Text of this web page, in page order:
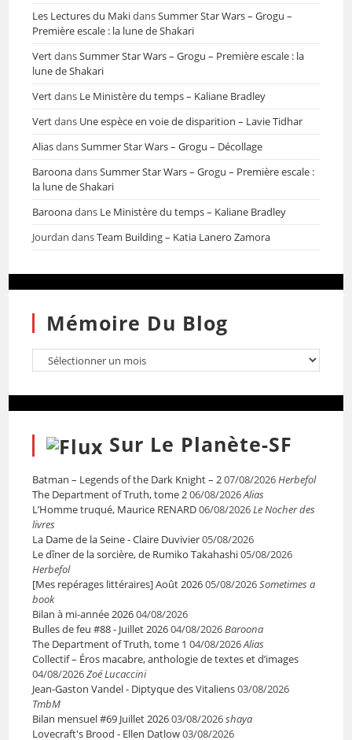
Les Lectures du MakidansSummer Star Wars – Grogu –
Première escale : la lune de Shakari
VertdansSummer Star Wars – Grogu – Première escale : la
lune de Shakari
Vertdans Le Ministère du temps – Kaliane Bradley
Vertdans Une espèce en voie de disparition – Lavie Tidhar
AliasdansSummer Star Wars – Grogu – Décollage
BaroonadansSummer Star Wars – Grogu – Première escale :
la lune de Shakari
Baroonadans Le Ministère du temps – Kaliane Bradley
Jourdan dansTeam Building – Katia Lanero Zamora
Mémoire Du Blog
Sur Le Planète-SF
Batman – Legends of the Dark Knight – 207/08/2026Herbefol
The Department of Truth, tome 206/08/2026Alias
L’Homme truqué, Maurice RENARD06/08/2026Le Nocher des
livres
La Dame de la Seine - Claire Duvivier05/08/2026
Le dîner de la sorcière, de Rumiko Takahashi05/08/2026
Herbefol
[Mes repérages littéraires] Août 202605/08/2026Sometimes a
book
Bilan à mi-année 202604/08/2026
Bulles de feu #88 - Juillet 202604/08/2026Baroona
The Department of Truth, tome 1 04/08/2026Alias
Collectif – Éros macabre, anthologie de textes et d’images
04/08/2026Zoé Lucaccini
Jean-Gaston Vandel - Diptyque des Vitaliens03/08/2026
TmbM
Bilan mensuel #69 Juillet 202603/08/2026shaya
Lovecraft's Brood - Ellen Datlow03/08/2026